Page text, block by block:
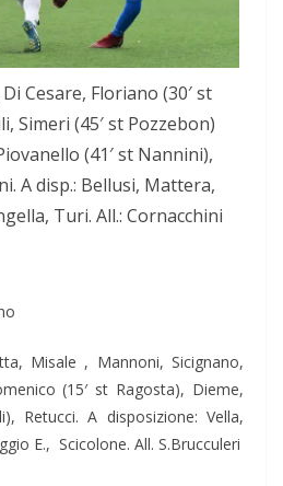
Cesare, Floriano (30′ st
Simeri (45′ st Pozzebon)
(41′ st Nannini),
A disp.: Bellusi, Mattera,
Turi. All.: Cornacchini
Misale , Mannoni, Sicignano,
(15′ st Ragosta), Dieme,
Retucci. A disposizione: Vella,
E., Scicolone. All. S.Brucculeri